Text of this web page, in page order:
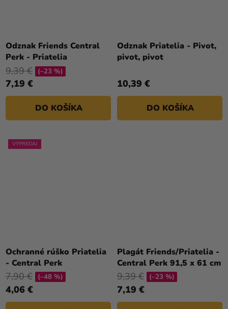
Odznak Friends Central
Perk - Priatelia
7,19 €
9,39 € (–23 %)
DO KOŠÍKA
Odznak Priatelia - Pivot,
pivot, pivot
10,39 €
DO KOŠÍKA
VÝPREDAJ
Ochranné rúško Priatelia
- Central Perk
4,06 €
7,90 € (–48 %)
Plagát Friends/Priatelia -
Central Perk 91,5 x 61 cm
7,19 €
9,39 € (–23 %)